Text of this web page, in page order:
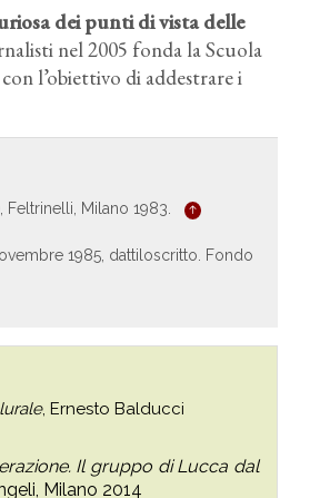
dei punti di vista delle
nel 2005 fonda la Scuola
l’obiettivo di addestrare i
, Feltrinelli, Milano 1983.
1985, dattiloscritto. Fondo
, Ernesto Balducci
Il gruppo di Lucca dal
Milano 2014